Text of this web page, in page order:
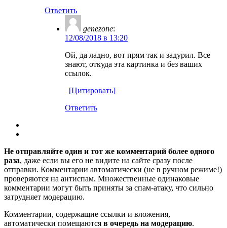
Ответить
genezone:
12/08/2018 в 13:20
Ой, да ладно, вот прям так и задурил. Все
знают, откуда эта картинка и без ваших
ссылок.
[Цитировать]
Ответить
Не отправляйте один и тот же комментарий более одного
раза, даже если вы его не видите на сайте сразу после
отправки. Комментарии автоматически (не в ручном режиме!)
проверяются на антиспам. Множественные одинаковые
комментарии могут быть приняты за спам-атаку, что сильно
затрудняет модерацию.
Комментарии, содержащие ссылки и вложения,
автоматически помещаются в очередь на модерацию.